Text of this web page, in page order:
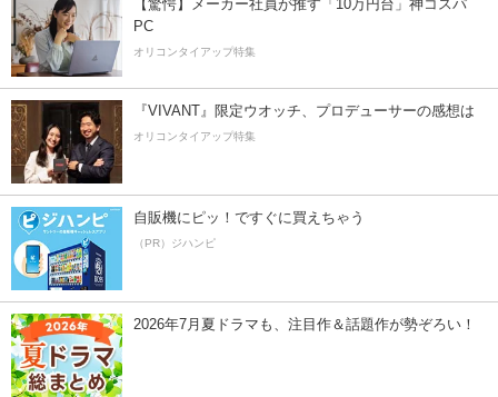
【驚愕】メーカー社員が推す「10万円台」神コスパ
PC
オリコンタイアップ特集
『VIVANT』限定ウオッチ、プロデューサーの感想は
オリコンタイアップ特集
自販機にピッ！ですぐに買えちゃう
（PR）ジハンピ
2026年7月夏ドラマも、注目作＆話題作が勢ぞろい！